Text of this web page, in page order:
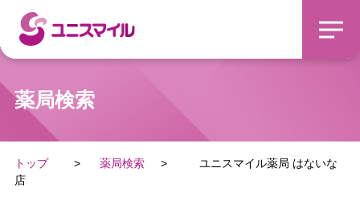
薬局検索
トップ 薬局検索
ユニスマイル薬局 はないな
店